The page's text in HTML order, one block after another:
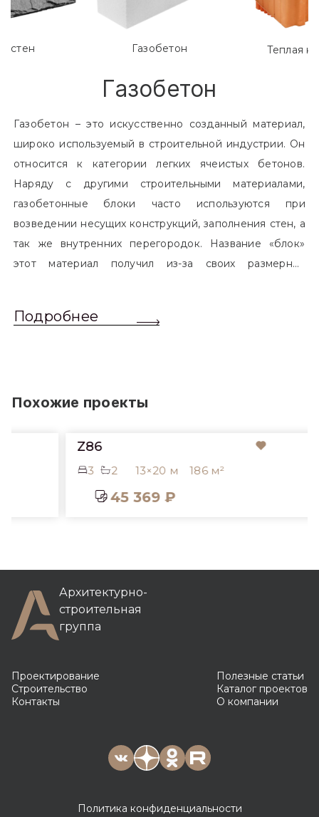
Газобетон Теплая
Газобетон
Газобетон – это искусственно созданный материал,
широко используемый в строительной индустрии. Он
относится к категории легких ячеистых бетонов.
Наряду с другими строительными материалами,
газобетонные блоки часто используются при
возведении несущих конструкций, заполнения стен, а
так же внутренних перегородок. Название «блок»
этот материал получил из-за своих размерных
обычный одинарный кирпич. Размер блоков различен
Подробнее
Похожие проекты
Z86
2 13×20 м 186 м²
45 369 ₽
Архитектурно-
строительная
группа
Проектирование
Строительство
Контакты
Полезные статьи
Каталог проектов
О компании
Политика конфиденциальности